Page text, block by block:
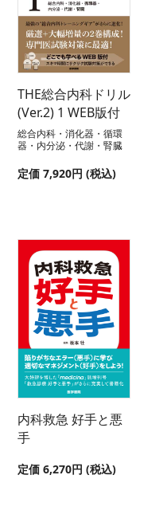
THE総合内科ドリル
(Ver.2) 1 WEB版付
総合内科・消化器・循環
器・内分泌・代謝・腎臓
定価 7,920円 (税込)
内科救急 好手と悪
手
定価 6,270円 (税込)